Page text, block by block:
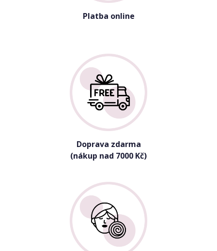
Platba online
Doprava zdarma
(nákup nad 7000 Kč)